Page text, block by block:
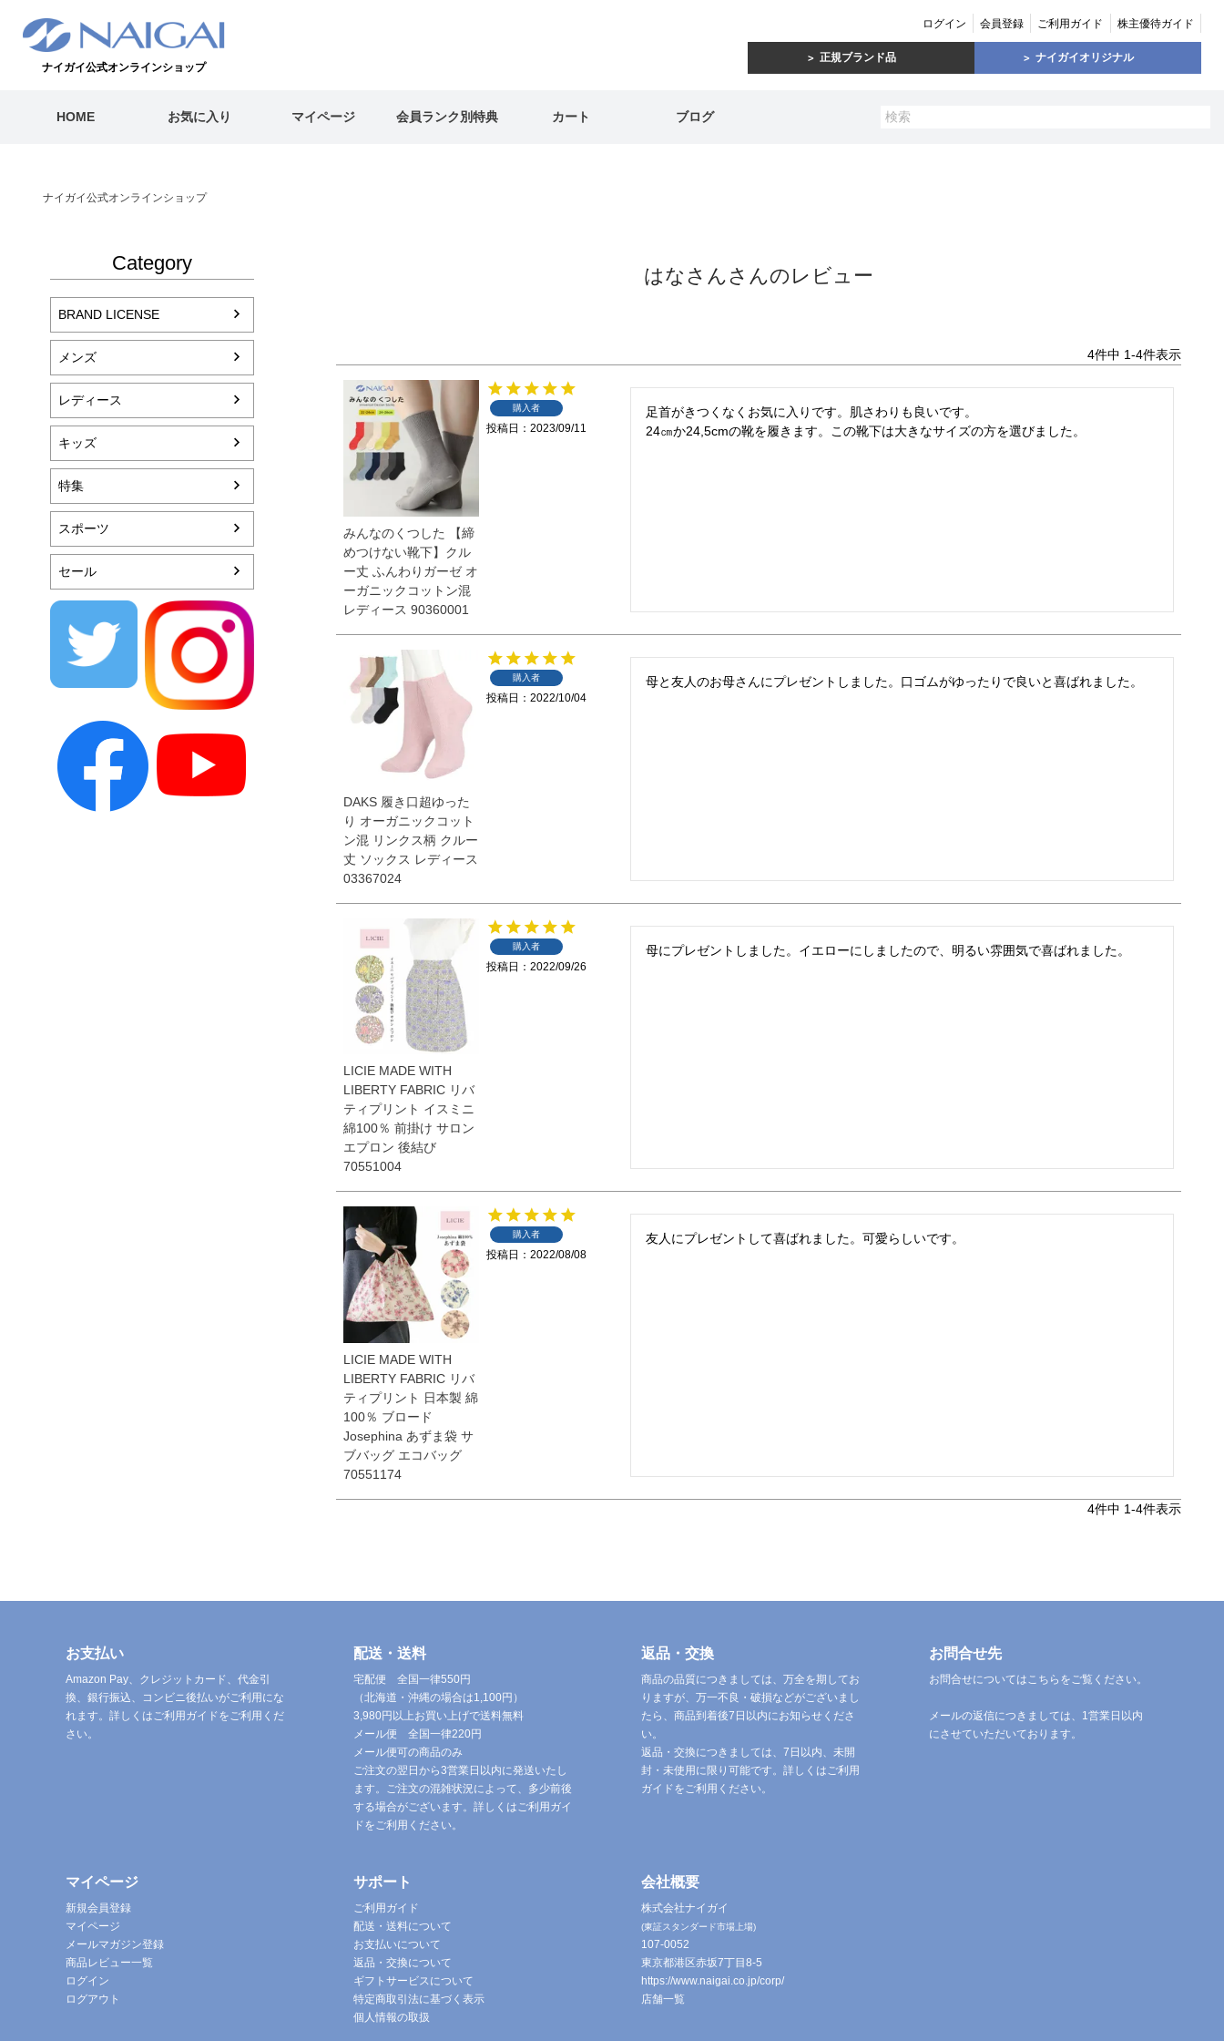
ナイガイ公式オンラインショップ
ログイン 会員登録 ご利用ガイド 株主優待ガイド
正規ブランド品 ナイガイオリジナル
HOME お気に入り マイページ 会員ランク別特典 カート ブログ
ナイガイ公式オンラインショップ
Category
BRAND LICENSE
メンズ
レディース
キッズ
特集
スポーツ
セール
はなさんさんのレビュー
4件中 1-4件表示
みんなのくつした 【締
めつけない靴下】クル
ー丈 ふんわりガーゼ オ
ーガニックコットン混
レディース 90360001
購入者
投稿日 2023/09/11
足首がきつくなくお気に入りです。肌さわりも良いです。
DAKS 履き口超ゆった
り オーガニックコット
ン混 リンクス柄 クルー
丈 ソックス レディース
03367024
購入者
投稿日 2022/10/04
母と友人のお母さんにプレゼントしました。口ゴムがゆったりで良いと喜ばれました。
LICIE MADE WITH
LIBERTY FABRIC リバ
ティプリント イスミニ
綿100％ 前掛け サロン
エプロン 後結び
70551004
購入者
投稿日 2022/09/26
母にプレゼントしました。イエローにしましたので、明るい雰囲気で喜ばれました。
LICIE MADE WITH
LIBERTY FABRIC リバ
ティプリント 日本製 綿
100％ ブロード
Josephina あずま袋 サ
ブバッグ エコバッグ
70551174
購入者
投稿日 2022/08/08
友人にプレゼントして喜ばれました。可愛らしいです。
4件中 1-4件表示
お支払い
Amazon Pay、クレジットカード、代金引
換、銀行振込、コンビニ後払いがご利用にな
れます。詳しくはご利用ガイドをご利用くだ
さい。
配送・送料
宅配便 全国一律550円
（北海道・沖縄の場合は1,100円）
3,980円以上お買い上げで送料無料
メール便 全国一律220円
メール便可の商品のみ
ご注文の翌日から3営業日以内に発送いたし
ます。ご注文の混雑状況によって、多少前後
する場合がございます。詳しくはご利用ガイ
ドをご利用ください。
返品・交換
商品の品質につきましては、万全を期してお
りますが、万一不良・破損などがございまし
たら、商品到着後7日以内にお知らせくださ
い。
返品・交換につきましては、7日以内、未開
封・未使用に限り可能です。詳しくはご利用
ガイドをご利用ください。
お問合せ先
お問合せについてはこちらをご覧ください。
メールの返信につきましては、1営業日以内
にさせていただいております。
マイページ
新規会員登録
マイページ
メールマガジン登録
商品レビュー一覧
ログイン
ログアウト
サポート
ご利用ガイド
配送・送料について
お支払いについて
返品・交換について
ギフトサービスについて
特定商取引法に基づく表示
個人情報の取扱
会社概要
株式会社ナイガイ
(東証スタンダード市場上場)
107-0052
東京都港区赤坂7丁目8-5
https://www.naigai.co.jp/corp/
店舗一覧